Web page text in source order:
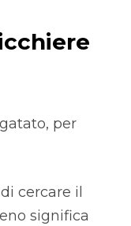
per
cercare il
significa